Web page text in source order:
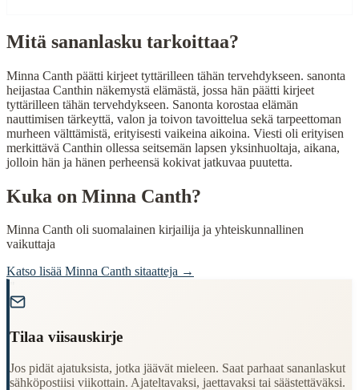
Cultural Context
Language:Finnish (suomi)
Origin:Finland
Period:Traditional folk wisdom
Mitä sananlasku tarkoittaa?
Minna Canth päätti kirjeet tyttärilleen tähän tervehdykseen. sanonta
heijastaa Canthin näkemystä elämästä, jossa hän päätti kirjeet
tyttärilleen tähän tervehdykseen. Sanonta korostaa elämän
nauttimisen tärkeyttä, valon ja toivon tavoittelua sekä tarpeettoman
murheen välttämistä, erityisesti vaikeina aikoina. Viesti oli erityisen
merkittävä Canthin ollessa seitsemän lapsen yksinhuoltaja, aikana,
jolloin hän ja hänen perheensä kokivat jatkuvaa puutetta.
Kuka on Minna Canth?
Minna Canth oli suomalainen kirjailija ja yhteiskunnallinen
vaikuttaja
Katso lisää Minna Canth sitaatteja →
Tilaa viisauskirje
Jos pidät ajatuksista, jotka jäävät mieleen. Saat parhaat sananlaskut
sähköpostiisi viikottain. Ajateltavaksi, jaettavaksi tai säästettäväksi.